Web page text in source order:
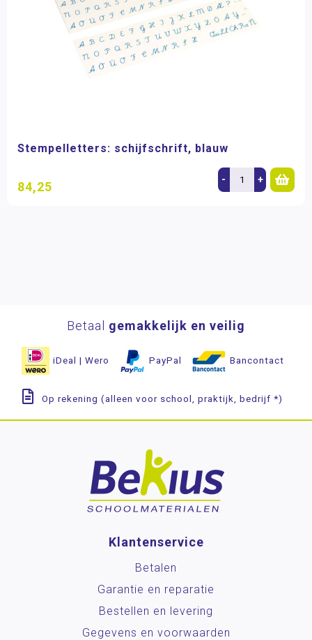
Stempelletters: schijfschrift, blauw
84,25 - +
Betaal gemakkelijk en veilig
iDeal | Wero PayPal Bancontact
Op rekening (alleen voor school, praktijk, bedrijf *)
Klantenservice
Betalen
Garantie en reparatie
Bestellen en levering
Gegevens en voorwaarden